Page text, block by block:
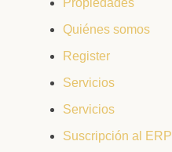
Propiedades
Quiénes somos
Register
Servicios
Servicios
Suscripción al ERP